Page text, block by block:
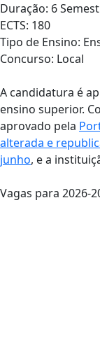
Duração: 6
ECTS: 180
Tipo de Ensino:
Concurso: Local
A candidatura é
ensino superior.
aprovado pela
alterada e
junho, e a
Vagas para 2026-